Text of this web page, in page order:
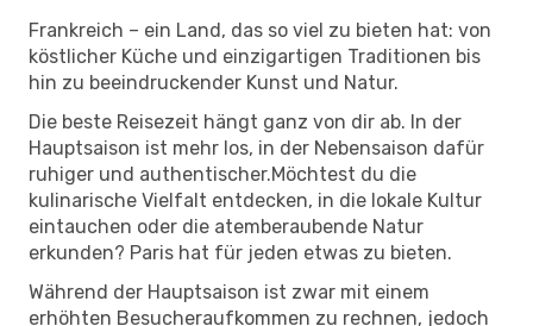
Frankreich – ein Land, das so viel zu bieten hat: von
köstlicher Küche und einzigartigen Traditionen bis
hin zu beeindruckender Kunst und Natur.
Die beste Reisezeit hängt ganz von dir ab. In der
Hauptsaison ist mehr los, in der Nebensaison dafür
ruhiger und authentischer.Möchtest du die
kulinarische Vielfalt entdecken, in die lokale Kultur
eintauchen oder die atemberaubende Natur
erkunden? Paris hat für jeden etwas zu bieten.
Während der Hauptsaison ist zwar mit einem
erhöhten Besucheraufkommen zu rechnen, jedoch